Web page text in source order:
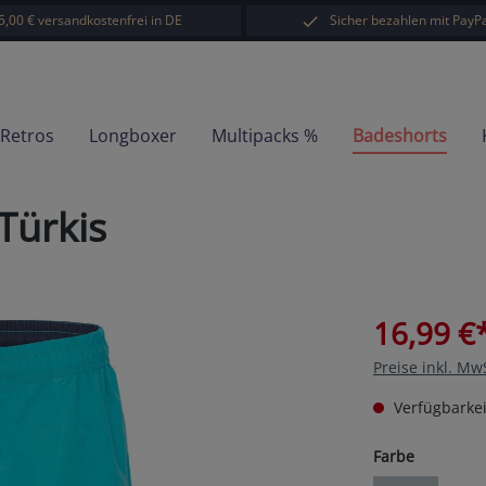
€ versandkostenfrei in DE Sicher bezahlen mit
Longboxer Multipacks % Badeshorts
16,99
Preise inkl.
Farbeauswählen